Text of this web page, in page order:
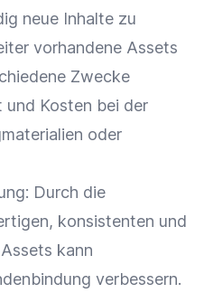
neue Inhalte zu
vorhandene Assets
Zwecke
und Kosten bei der
oder
: Durch die
konsistenten und
kann
verbessern.